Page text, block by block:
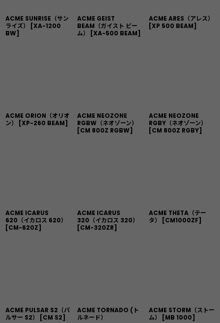
ACME SUNRISE（サン
ライズ）
[XA-1200
BW]
ACME GEIST
BEAM（ガイスト ビー
ム）
[XA-500 BEAM]
ACME ARES（アレス）
[XP 500 BEAM]
ACME ORION（オリオ
ン）
[XP-260 BEAM]
ACME NEOZONE
RGBW（ネオゾーン）
[CM 800Z RGBW]
ACME NEOZONE
RGBY（ネオゾーン）
[CM 800Z RGBY]
ACME ICARUS
620（イカロス 620）
[CM-620Z]
ACME ICARUS
320（イカロス 320）
[CM-320ZR]
ACME THETA（テー
タ）
[CM1000ZF]
ACME PULSAR S2（パ
ルサー S2）
[CM S2]
ACME TORNADO (ト
ルネード）
ACME STORM（ストー
ム）
[MB 1000]